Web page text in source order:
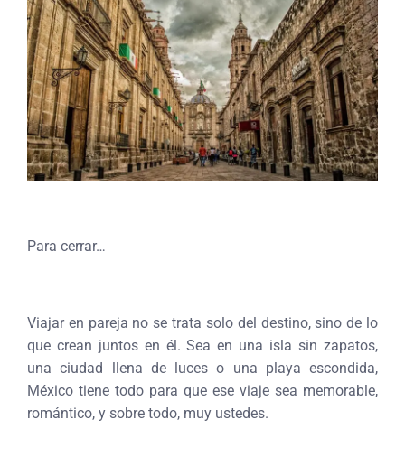
Para cerrar…
Viajar en pareja no se trata solo del destino, sino de lo
que crean juntos en él. Sea en una isla sin zapatos,
una ciudad llena de luces o una playa escondida,
México tiene todo para que ese viaje sea memorable,
romántico, y sobre todo, muy ustedes.